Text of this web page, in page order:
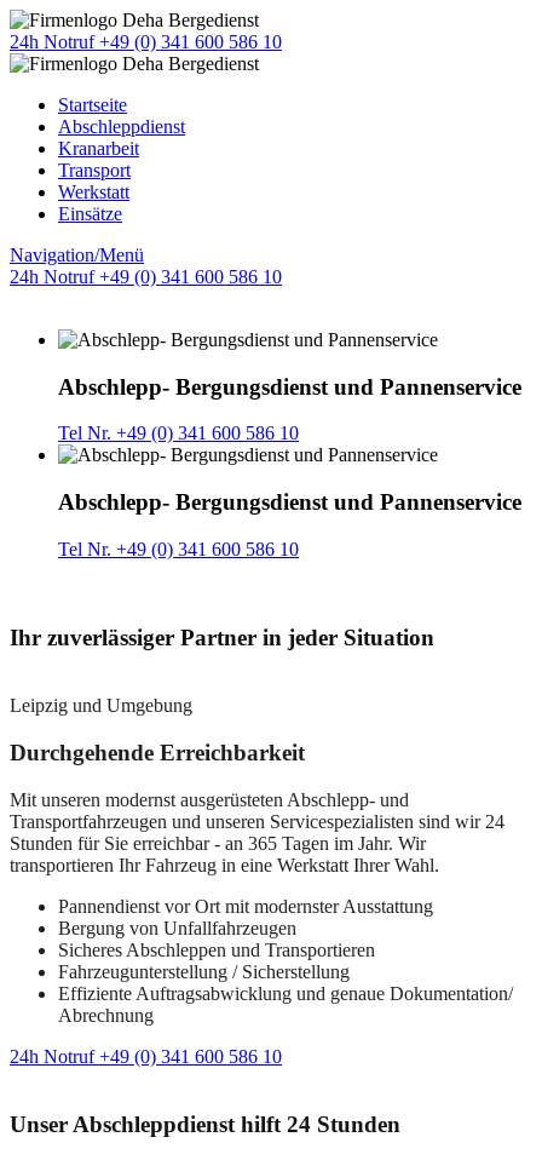
24h Notruf +49 (0) 341 600 586 10
Startseite
Abschleppdienst
Kranarbeit
Transport
Werkstatt
Einsätze
Navigation/Menü
24h Notruf +49 (0) 341 600 586 10
Abschlepp- Bergungsdienst und Pannenservice
Tel Nr. +49 (0) 341 600 586 10
Abschlepp- Bergungsdienst und Pannenservice
Tel Nr. +49 (0) 341 600 586 10
Ihr zuverlässiger Partner in jeder Situation
Leipzig und Umgebung
Durchgehende Erreichbarkeit
Mit unseren modernst ausgerüsteten Abschlepp- und
Transportfahrzeugen und unseren Servicespezialisten sind wir 24
Stunden für Sie erreichbar - an 365 Tagen im Jahr. Wir
transportieren Ihr Fahrzeug in eine Werkstatt Ihrer Wahl.
Pannendienst vor Ort mit modernster Ausstattung
Bergung von Unfallfahrzeugen
Sicheres Abschleppen und Transportieren
Fahrzeugunterstellung / Sicherstellung
Effiziente Auftragsabwicklung und genaue Dokumentation/
Abrechnung
24h Notruf +49 (0) 341 600 586 10
Unser Abschleppdienst hilft 24 Stunden